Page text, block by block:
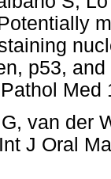
p53,
Pathol
van der
J Oral